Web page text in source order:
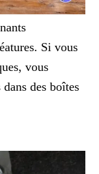
Si vous
vous
des boîtes